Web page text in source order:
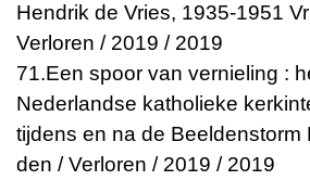
Hendrik de Vries, 1935-1951
Verloren / 2019 / 2019
71.Een spoor van vernieling :
Nederlandse katholieke
tijdens en na de Beeldenstorm
den / Verloren / 2019 / 2019